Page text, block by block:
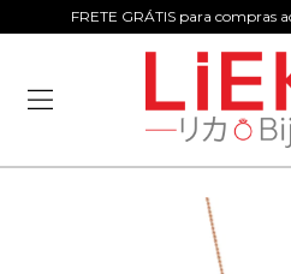
FRETE GRÁTIS para compras